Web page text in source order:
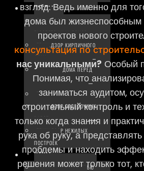
КЕЙСЫ
ТЕХНАДЗОР
ГАЗОБЕТОННЫХ ДОМОВ
ТЕХНАДЗОР КИРПИЧНОГО
ДОМА
ПРОВЕРКА ДОМА ПЕРЕД
ПОКУПКОЙ
ТЕХНАДЗОР КВАРТИР
ТЕХНАДЗОР ОТДЕЛОЧНЫХ
РАБОТ
ТЕХНАДЗОР НЕЖИЛЫХ
ПОСТРОЕК
ЦЕНЫ
ПРОВЕРКА АЭРОДВЕРЬЮ
взгляд. Ведь именно для
дома был жизнеспособным
проектов нового
консультация по
нас уникальными? Особый
Понимая, что
заниматься аудитом,
строительный контроль и
только когда знания и
рука об руку, а
проблемы и находить
решения может только тот,